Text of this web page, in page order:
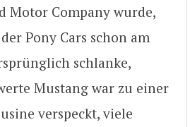
Motor Company wurde,
Pony Cars schon am
schlanke,
Mustang war zu einer
verspeckt, viele